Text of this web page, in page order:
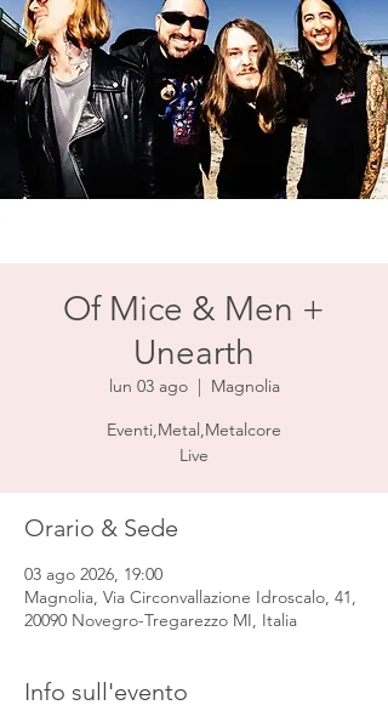
Of Mice & Men +
Unearth
lun 03 ago
  |
Magnolia
Eventi,Metal,Metalcore
Live
Orario & Sede
03 ago 2026, 19:00
Magnolia, Via Circonvallazione Idroscalo, 41,
20090 Novegro-Tregarezzo MI, Italia
Info sull'evento